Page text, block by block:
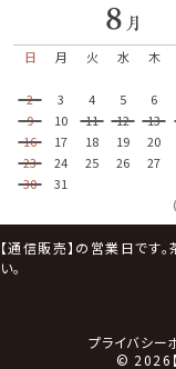
8 月
日
月 火 水 木
2
3 4 5 6
9
10 11 12 13
16
17 18 19 20
23
24 25 26 27
30
31
【通信販売】の営業日です
い。
© 2026
プライバシー